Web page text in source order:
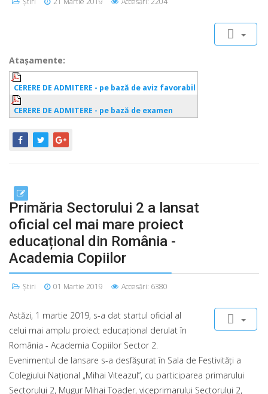
Ataşamente:
CERERE DE ADMITERE - pe bază de aviz favorabil
CERERE DE ADMITERE - pe bază de examen
Primăria Sectorului 2 a lansat
oficial cel mai mare proiect
educațional din România -
Academia Copiilor
Știri 01 Martie 2019 Accesări: 6380
Astăzi, 1 martie 2019, s-a dat startul oficial al
celui mai amplu proiect educațional derulat în
România - Academia Copiilor Sector 2.
Evenimentul de lansare s-a desfășurat în Sala de Festivități a
Colegiului Național „Mihai Viteazul”, cu participarea primarului
Sectorului 2, Mugur Mihai Toader, viceprimarului Sectorului 2,